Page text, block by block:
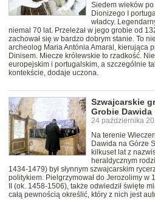
Siedem wieków
Dionizego I
władcy.
niemal 70 lat. Przeleżał w jego grobie od
zachował się w bardzo dobrym stanie. To
archeolog Maria Antónia Amaral, kierująca
Dinisem. Miecze królewskie to rzadkość.
europejskim i portugalskim, a szczególnie
kontekście, dodaje uczona.
Szwajcarskie
Grobie Dawida
24 października
Na terenie
Dawida na Górze
kilkuset lat z
heraldycznym
1434-1479) był słynnym szwajcarskim
politykiem. Pielgrzymował do Jerozolimy w
II (ok. 1458-1506), także odwiedził święte
całą pewnością określić, który z nich jest